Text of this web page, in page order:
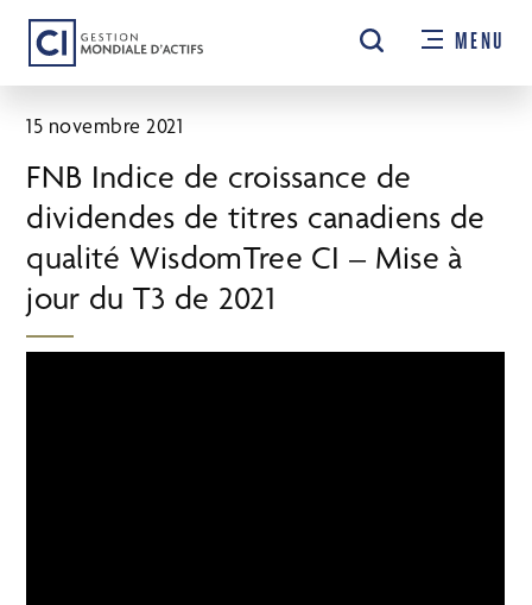
Passer
contenu
principal
MENU
15 novembre 2021
FNB Indice de croissance de
dividendes de titres canadiens de
qualité WisdomTree CI – Mise à
jour du T3 de 2021